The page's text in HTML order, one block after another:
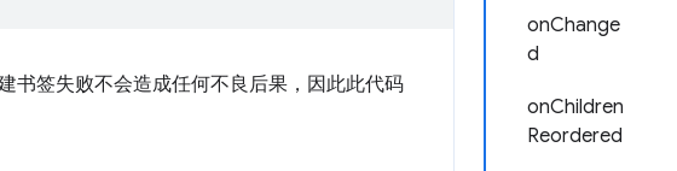
onChange
d
onChildren
Reordered
书签失败不会造成任何不良后果，因此此代码